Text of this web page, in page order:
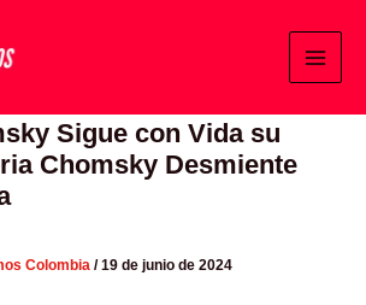
Sigue con Vida su
Chomsky Desmiente
Colombia /19 de junio de 2024